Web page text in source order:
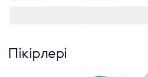
Пікірлері